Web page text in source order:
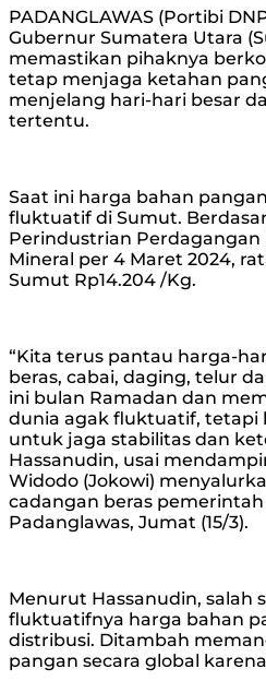
PADANGLAWAS (Portibi
Gubernur Sumatera Utara
memastikan pihaknya
tetap menjaga ketahan
menjelang hari-hari besar
tertentu.
Saat ini harga bahan
fluktuatif di Sumut.
Perindustrian Perdagangan
Mineral per 4 Maret 2024,
Sumut Rp14.204 /Kg.
“Kita terus pantau harga-
beras, cabai, daging, telur
ini bulan Ramadan dan
dunia agak fluktuatif, tetapi
untuk jaga stabilitas dan
Hassanudin, usai
Widodo (Jokowi)
cadangan beras
Padanglawas, Jumat (15/3).
Menurut Hassanudin, salah
fluktuatifnya harga bahan
distribusi. Ditambah
pangan secara global